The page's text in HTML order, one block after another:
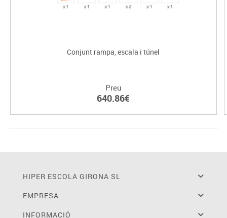
Conjunt rampa, escala i túnel
Preu
640.86€
HIPER ESCOLA GIRONA SL
EMPRESA
INFORMACIÓ